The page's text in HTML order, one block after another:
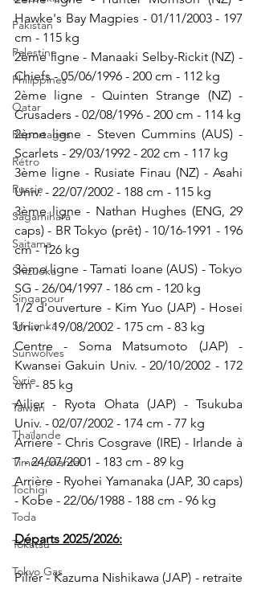
Pakistan
Palestine
Philippines
Qatar
Reportages
Rétro
Russie
Sagamihara
Saitama
Shizuoka
Singapour
Sri Lanka
Sunwolves
Syrie
Taïwan
Thaïlande
Timor oriental
Tochigi
Toda
Tokatsu
Tokyo Gas
Hawke's Bay Magpies - 01/11/2003 - 197
cm - 115 kg
2ème ligne - Manaaki Selby-Rickit (NZ) -
Chiefs - 05/06/1996 - 200 cm - 112 kg
2ème ligne - Quinten Strange (NZ) -
Crusaders - 02/08/1996 - 200 cm - 114 kg
2ème ligne - Steven Cummins (AUS) -
Scarlets - 29/03/1992 - 202 cm - 117 kg
3ème ligne - Rusiate Finau (NZ) - Asahi
Univ. - 22/07/2002 - 188 cm - 115 kg
3ème ligne - Nathan Hughes (ENG, 29
caps) - BR Tokyo (prêt) - 10/16-1991 - 196
cm - 126 kg
3ème ligne - Tamati Ioane (AUS) - Tokyo
SG - 26/04/1997 - 186 cm - 120 kg
1/2 d'ouverture - Kim Yuo (JAP) - Hosei
Univ. - 19/08/2002 - 175 cm - 83 kg
Centre - Soma Matsumoto (JAP) -
Kwansei Gakuin Univ. - 20/10/2002 - 172
cm - 85 kg
Ailier - Ryota Ohata (JAP) - Tsukuba
Univ. - 02/07/2002 - 174 cm - 77 kg
Arrière - Chris Cosgrave (IRE) - Irlande à
7 - 24/07/2001 - 183 cm - 89 kg
Arrière - Ryohei Yamanaka (JAP, 30 caps)
- Kobe - 22/06/1988 - 188 cm - 96 kg
Départs 2025/2026:
Pilier - Kazuma Nishikawa (JAP) - retraite